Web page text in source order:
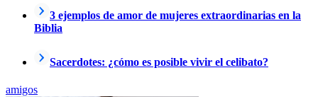
3 ejemplos de amor de mujeres extraordinarias en la
Biblia
Sacerdotes: ¿cómo es posible vivir el celibato?
amigos